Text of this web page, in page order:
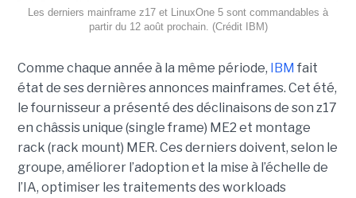
Les derniers mainframe z17 et LinuxOne 5 sont commandables à
partir du 12 août prochain. (Crédit IBM)
Comme chaque année à la même période, IBM fait
état de ses dernières annonces mainframes. Cet été,
le fournisseur a présenté des déclinaisons de son z17
en châssis unique (single frame) ME2 et montage
rack (rack mount) MER. Ces derniers doivent, selon le
groupe, améliorer l’adoption et la mise à l’échelle de
l’IA, optimiser les traitements des workloads